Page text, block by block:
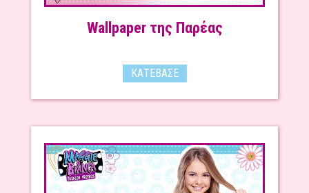
Wallpaper της Παρέας
ΚΑΤΈΒΑΣΕ